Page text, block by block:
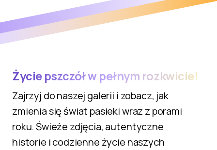
Życie pszczół w pełnym rozkwicie!
Zajrzyj do naszej galerii i zobacz, jak
zmienia się świat pasieki wraz z porami
roku. Świeże zdjęcia, autentyczne
historie i codzienne życie naszych